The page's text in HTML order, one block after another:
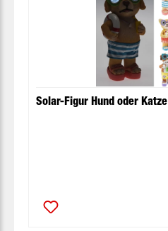
Solar-Figur Hund oder Katze